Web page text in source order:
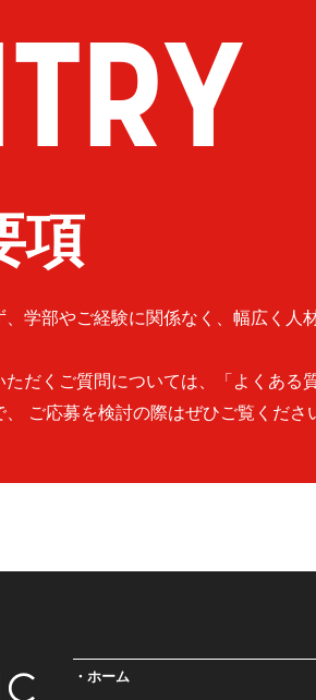
項
、学部やご経験に関係なく、幅広く人
だくご質問については、「よくある
ご応募を検討の際はぜひご覧くださ
ホーム